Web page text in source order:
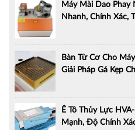
Máy Mài Dao Phay
Nhanh, Chính Xác,
Bàn Từ Cơ Cho
Giải Pháp Gá Kẹp
Ê Tô Thủy Lực
Mạnh, Độ Chính